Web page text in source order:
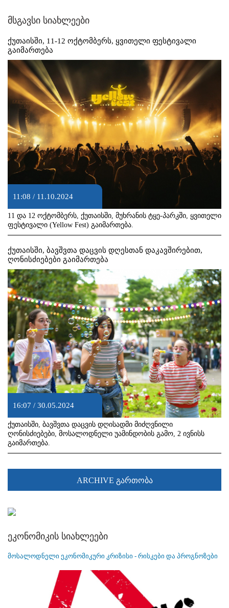
მსგავსი სიახლეები
ქუთაისში, 11-12 ოქტომბერს, ყვითელი ფესტივალი
გაიმართება
11:08 / 11.10.2024
11 და 12 ოქტომბერს, ქუთაისში, მუხრანის ტყე-პარკში, ყვითელი
ფესტივალი (Yellow Fest) გაიმართება.
ქუთაისში, ბავშვთა დაცვის დღესთან დაკავშირებით,
ღონისძიებები გაიმართება
16:07 / 30.05.2024
ქუთაისში, ბავშვთა დაცვის დღისადმი მიძღვნილი
ღონისძიებები, მოსალოდნელი უამინდობის გამო, 2 ივნისს
გაიმართება.
ARCHIVE გართობა
ეკონომიკის სიახლეები
მოსალოდნელი ეკონომიკური კრიზისი - რისკები და პროგნოზები